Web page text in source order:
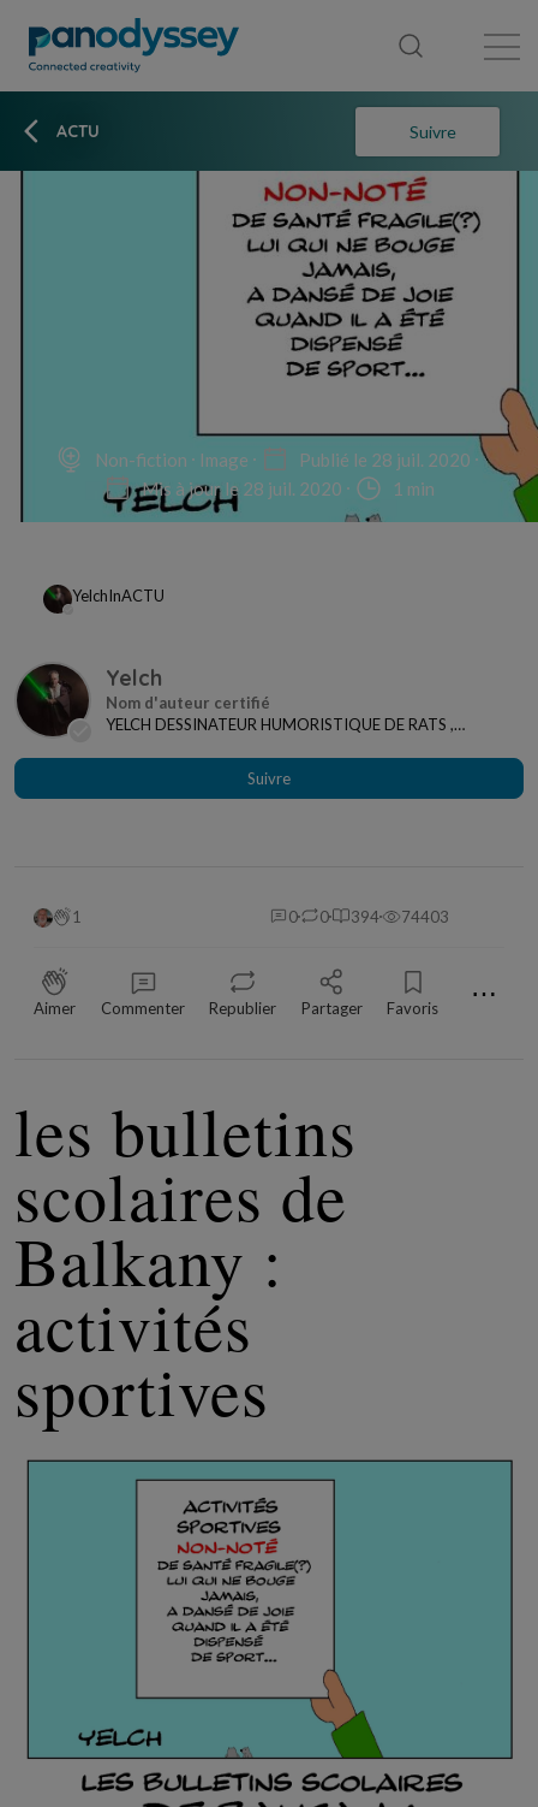
ACTU Suivre
Non-fiction Image
Publié le 28 juil. 2020
Mis à jour le 28 juil. 2020
1 min
YelchInACTU
Yelch
YELCH DESSINATEUR HUMORISTIQUE DE RATS ,
Suivre
1 0 0 394 74403
Aimer Commenter Republier Partager Favoris ⋯
les bulletins
scolaires de
Balkany :
activités
sportives